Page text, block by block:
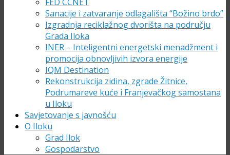
Sanacije i zatvaranje odlagališta “Božino brdo”
Izgradnja reciklažnog dvorišta na području
Grada Iloka
INER – Inteligentni energetski menadžment i
promocija obnovljivih izvora energije
IQM Destination
Rekonstrukcija zidina, zgrade Žitnice,
Podrumareve kuće i Franjevačkog samostana
u Iloku
Savjetovanje s javnošću
O Iloku
Grad Ilok
Gospodarstvo